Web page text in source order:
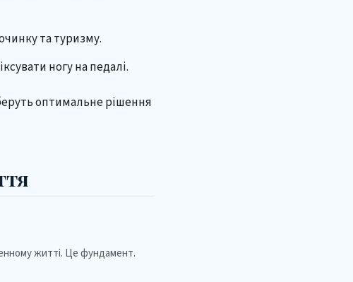
та туризму.
ногу на педалі.
оптимальне рішення
житті. Це фундамент.